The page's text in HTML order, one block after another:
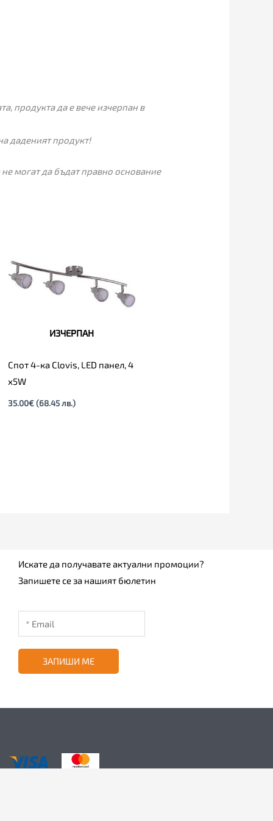
продукта да е вече изчерпан в
даденият продукт!
могат да бъдат правно основание
ИЗЧЕРПАН
Спот 4-ка Clovis, LED панел, 4
х5W
35.00€ (68.45 лв.)
Искате да получавате актуални промоции?
Запишете се за нашият бюлетин
ЗАПИШИ МЕ